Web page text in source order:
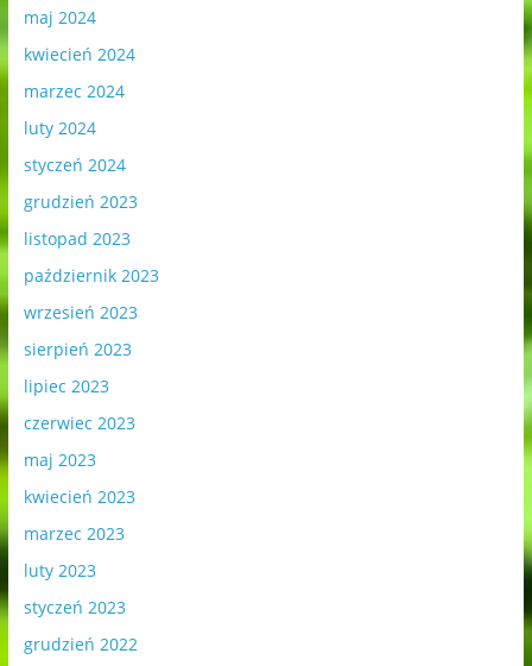
maj 2024
kwiecień 2024
marzec 2024
luty 2024
styczeń 2024
grudzień 2023
listopad 2023
październik 2023
wrzesień 2023
sierpień 2023
lipiec 2023
czerwiec 2023
maj 2023
kwiecień 2023
marzec 2023
luty 2023
styczeń 2023
grudzień 2022